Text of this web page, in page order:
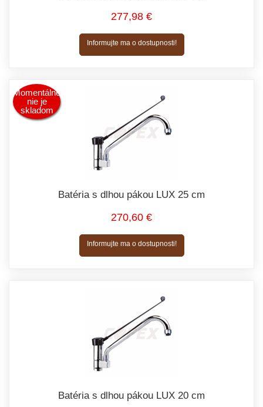
277,98 €
Informujte ma o dostupnosti!
Momentálne
nie je
skladom
Batéria s dlhou pákou LUX 25 cm
270,60 €
Informujte ma o dostupnosti!
Batéria s dlhou pákou LUX 20 cm